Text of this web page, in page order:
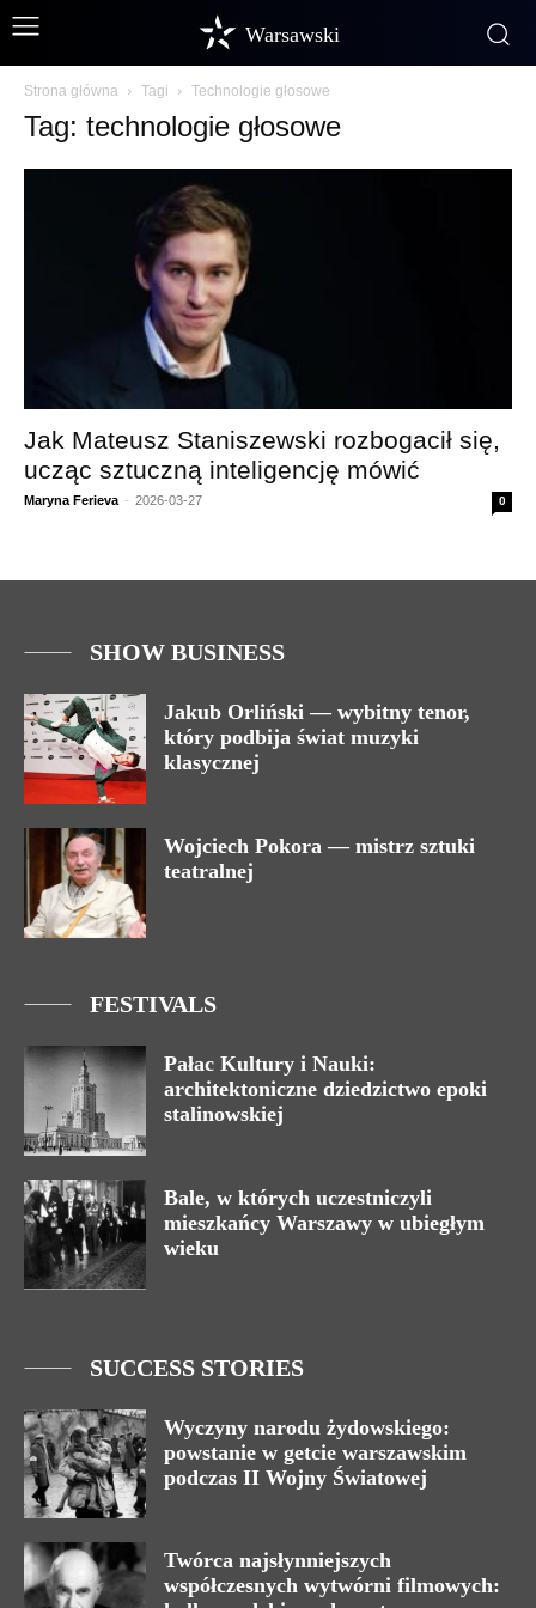
Warsawski
Strona główna Tagi Technologie głosowe
Tag: technologie głosowe
Jak Mateusz Staniszewski rozbogacił się,
ucząc sztuczną inteligencję mówić
Maryna Ferieva - 2026-03-27 0
SHOW BUSINESS
Jakub Orliński — wybitny tenor,
który podbija świat muzyki
klasycznej
Wojciech Pokora — mistrz sztuki
teatralnej
FESTIVALS
Pałac Kultury i Nauki:
architektoniczne dziedzictwo epoki
stalinowskiej
Bale, w których uczestniczyli
mieszkańcy Warszawy w ubiegłym
wieku
SUCCESS STORIES
Wyczyny narodu żydowskiego:
powstanie w getcie warszawskim
podczas II Wojny Światowej
Twórca najsłynniejszych
współczesnych wytwórni filmowych: